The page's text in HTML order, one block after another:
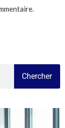
Chercher